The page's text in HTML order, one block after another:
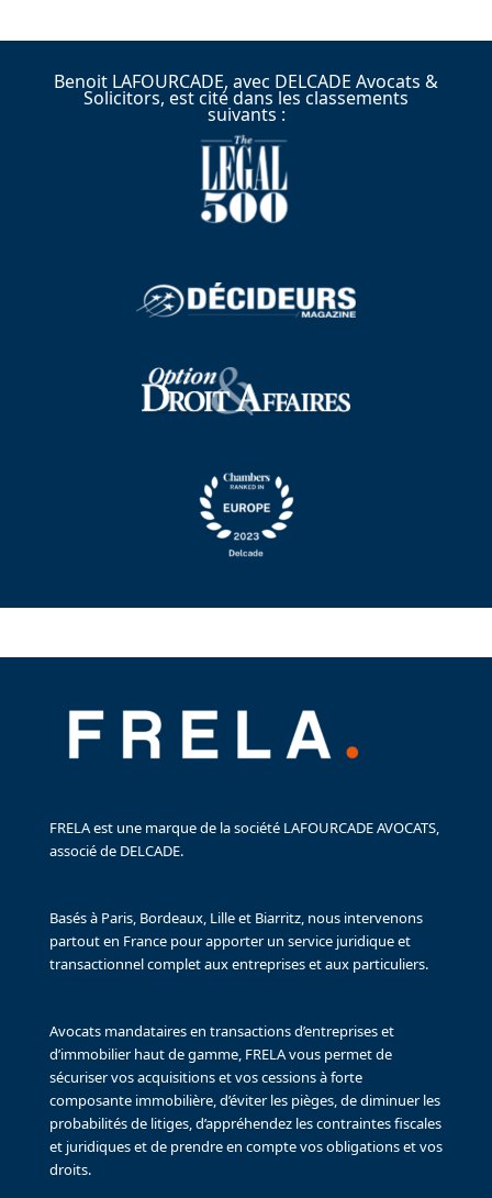
Benoit LAFOURCADE, avec DELCADE Avocats &
Solicitors, est cité dans les classements
suivants :
FRELA est une marque de la société LAFOURCADE AVOCATS,
associé de DELCADE.
Basés à Paris, Bordeaux, Lille et Biarritz, nous intervenons
partout en France pour apporter un service juridique et
transactionnel complet aux entreprises et aux particuliers.
Avocats mandataires en transactions d’entreprises et
d’immobilier haut de gamme, FRELA vous permet de
sécuriser vos acquisitions et vos cessions à forte
composante immobilière, d’éviter les pièges, de diminuer les
probabilités de litiges, d’appréhendez les contraintes fiscales
et juridiques et de prendre en compte vos obligations et vos
droits.